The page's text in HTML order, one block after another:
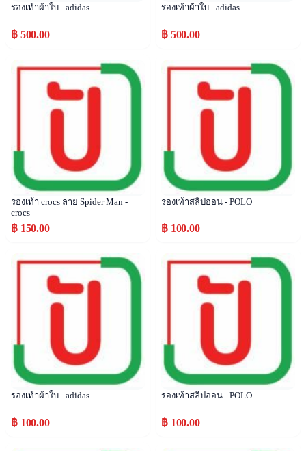
รองเท้าผ้าใบ - adidas
฿ 500.00
รองเท้าผ้าใบ - adidas
฿ 500.00
Popular
รองเท้า crocs ลาย Spider Man -
crocs
฿ 150.00
Popular
รองเท้าสลิปออน - POLO
฿ 100.00
Popular
รองเท้าผ้าใบ - adidas
฿ 100.00
Popular
รองเท้าสลิปออน - POLO
฿ 100.00